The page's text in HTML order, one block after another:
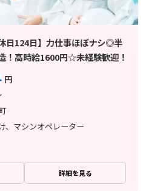
日124日】力仕事ほぼナシ◎半
！高時給1600円☆未経験歓迎！
円
、マシンオペレーター
詳細を見る